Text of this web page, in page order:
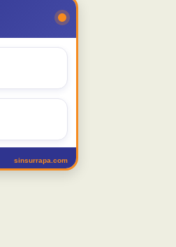
sinsurrapa.com